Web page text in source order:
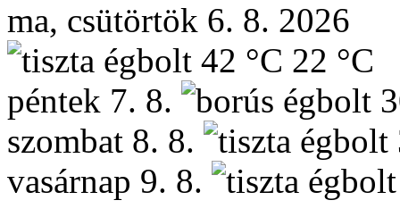
ma, csütörtök 6. 8. 2026
42 °C 22 °C
péntek 7. 8.
szombat 8. 8.
vasárnap 9. 8.